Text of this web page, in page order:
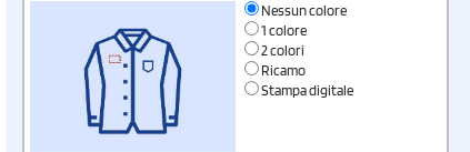
Nessun colore
1 colore
2 colori
Ricamo
Stampa digitale